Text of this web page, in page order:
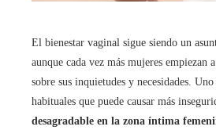
El bienestar vaginal sigue siendo un
aunque cada vez más mujeres empiezan
sobre sus inquietudes y necesidades.
habituales que puede causar más
desagradable en la zona íntima